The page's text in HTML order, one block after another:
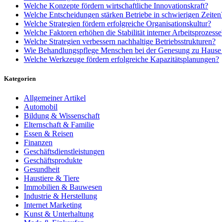
Welche Konzepte fördern wirtschaftliche Innovationskraft?
Welche Entscheidungen stärken Betriebe in schwierigen
Welche Strategien fördern erfolgreiche Organisationskultur?
Welche Faktoren erhöhen die Stabilität interner
Welche Strategien verbessern nachhaltige Betriebsstrukturen?
Wie Behandlungspflege Menschen bei der Genesung zu
Welche Werkzeuge fördern erfolgreiche Kapazitätsplanungen?
Kategorien
Allgemeiner Artikel
Automobil
Bildung & Wissenschaft
Elternschaft & Familie
Essen & Reisen
Finanzen
Geschäftsdienstleistungen
Geschäftsprodukte
Gesundheit
Haustiere & Tiere
Immobilien & Bauwesen
Industrie & Herstellung
Internet Marketing
Kunst & Unterhaltung